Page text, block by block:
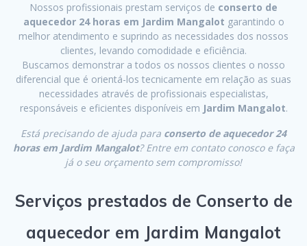
Nossos profissionais prestam serviços de conserto de
aquecedor 24 horas em Jardim Mangalot garantindo o
melhor atendimento e suprindo as necessidades dos nossos
clientes, levando comodidade e eficiência.
Buscamos demonstrar a todos os nossos clientes o nosso
diferencial que é orientá-los tecnicamente em relação as suas
necessidades através de profissionais especialistas,
responsáveis e eficientes disponíveis em Jardim Mangalot.
Está precisando de ajuda para conserto de aquecedor 24
horas em Jardim Mangalot? Entre em contato conosco e faça
já o seu orçamento sem compromisso!
Serviços prestados de Conserto de
aquecedor em Jardim Mangalot